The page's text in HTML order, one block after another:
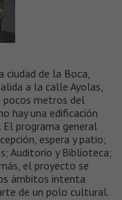
ciudad de la Boca,
a la calle Ayolas,
pocos metros del
hay una edificación
programa general
espera y patio;
Auditorio y Biblioteca;
el proyecto se
ámbitos intenta
de un polo cultural.